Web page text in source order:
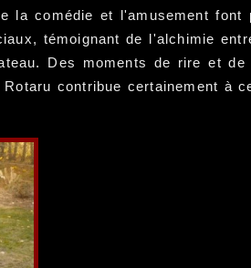
la comédie et l'amusement font
témoignant de l'alchimie
Des moments de rire et de
contribue certainement à